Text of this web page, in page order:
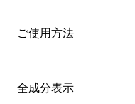
ご使用方法
全成分表示